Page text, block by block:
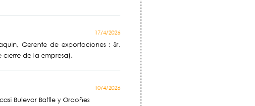
17/4/2026
Gerente de exportaciones : Sr.
de la empresa).
10/4/2026
Bulevar Batlle y Ordoñes